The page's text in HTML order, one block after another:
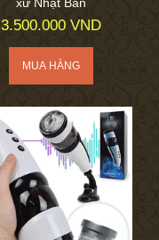
3.500.000 VND